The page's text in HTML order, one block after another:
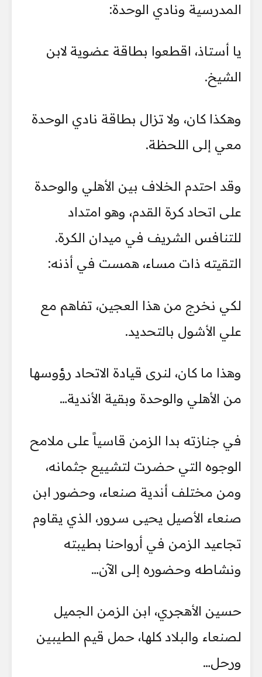
المدرسية ونادي الوحدة:
يا أستاذ، اقطعوا بطاقة عضوية لابن
الشيخ.
وهكذا كان، ولا تزال بطاقة نادي الوحدة
معي إلى اللحظة.
وقد احتدم الخلاف بين الأهلي والوحدة
على اتحاد كرة القدم، وهو امتداد
للتنافس الشريف في ميدان الكرة.
التقيته ذات مساء، همست في أذنه:
لكي نخرج من هذا العجين، تفاهم مع
علي الأشول بالتحديد.
وهذا ما كان، لنرى قيادة الاتحاد رؤوسها
من الأهلي والوحدة وبقية الأندية…
في جنازته بدا الزمن قاسياً على ملامح
الوجوه التي حضرت لتشييع جثمانه،
ومن مختلف أندية صنعاء، وحضور ابن
صنعاء الأصيل يحيى سرور، الذي يقاوم
تجاعيد الزمن في أرواحنا بطيبته
ونشاطه وحضوره إلى الآن…
حسين الأهجري، ابن الزمن الجميل
لصنعاء والبلاد كلها، حمل قيم الطيبين
ورحل…